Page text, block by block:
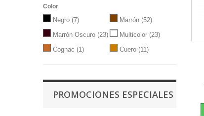
Color
Negro (7) Marrón (52)
Marrón Oscuro (23) Multicolor (23)
Cognac (1) Cuero (11)
PROMOCIONES ESPECIALES